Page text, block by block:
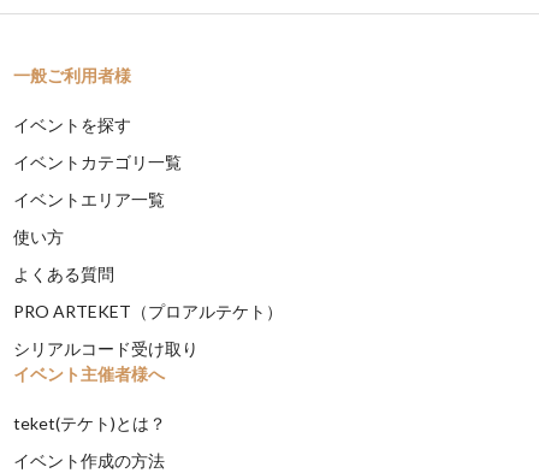
一般ご利用者様
イベントを探す
イベントカテゴリ一覧
イベントエリア一覧
使い方
よくある質問
PRO ARTEKET（プロアルテケト）
シリアルコード受け取り
イベント主催者様へ
teket(テケト)とは？
イベント作成の方法